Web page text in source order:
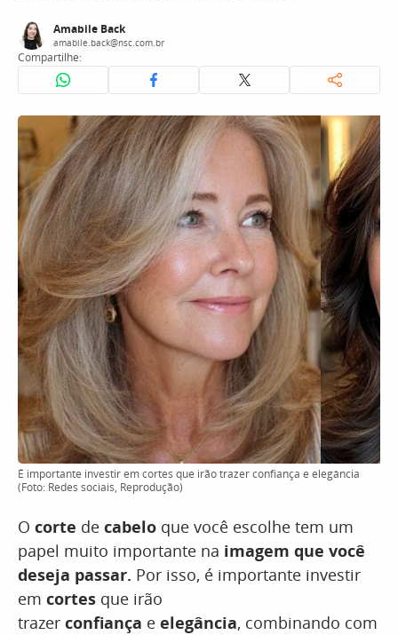
Amabile Back
amabile.back@nsc.com.br
Compartilhe:
É importante investir em cortes que irão trazer confiança e elegância
(Foto: Redes sociais, Reprodução)
O corte de cabelo que você escolhe tem um
papel muito importante na imagem que você
deseja passar. Por isso, é importante investir
em cortes que irão
trazer confiança e elegância, combinando com